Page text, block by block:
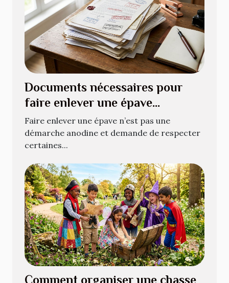
Documents nécessaires pour
faire enlever une épave
légalement
Faire enlever une épave n’est pas une
démarche anodine et demande de respecter
certaines...
Comment organiser une chasse